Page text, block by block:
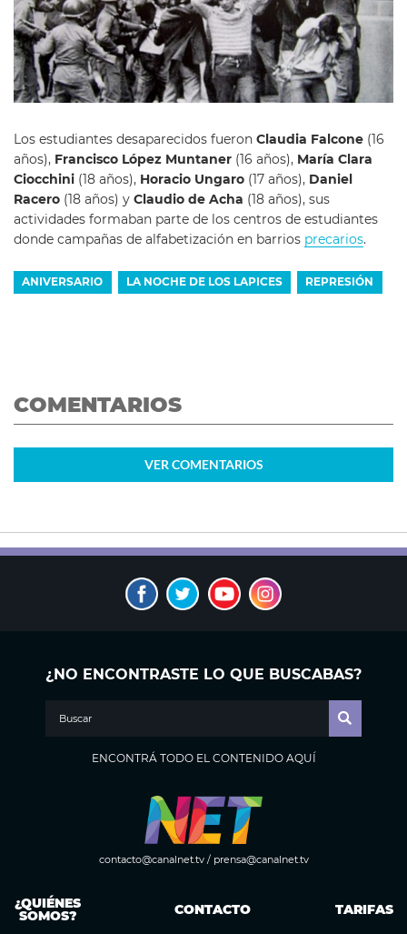
Los estudiantes desaparecidos fueron Claudia Falcone (16
años), Francisco López Muntaner (16 años), María Clara
Ciocchini (18 años), Horacio Ungaro (17 años), Daniel
Racero (18 años) y Claudio de Acha (18 años), sus
actividades formaban parte de los centros de estudiantes
donde campañas de alfabetización en barrios precarios.
ANIVERSARIO LA NOCHE DE LOS LAPICES REPRESIÓN
COMENTARIOS
VER COMENTARIOS
¿NO ENCONTRASTE LO QUE BUSCABAS?
ENCONTRÁ TODO EL CONTENIDO AQUÍ
contacto@canalnet.tv/ prensa@canalnet.tv
¿QUIÉNES
SOMOS? CONTACTO TARIFAS